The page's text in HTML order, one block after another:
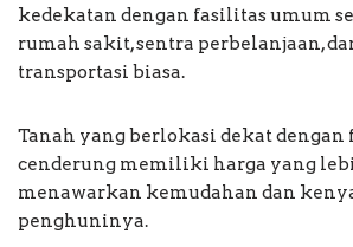
kedekatan dengan fasilitas umum
rumah sakit, sentra perbelanjaan,
transportasi biasa.
Tanah yang berlokasi dekat
cenderung memiliki harga yang
menawarkan kemudahan dan
penghuninya.